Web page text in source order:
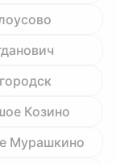
Козино
Мурашкино